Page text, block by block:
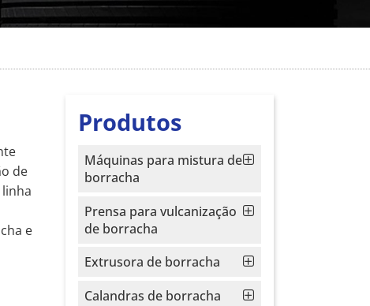
de
e
Produtos
Máquinas para mistura de
borracha
Prensa para vulcanização
de borracha
Extrusora de borracha
Calandras de borracha